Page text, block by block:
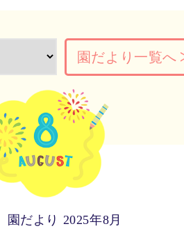
園だより一覧へ
園だより 2025年8月